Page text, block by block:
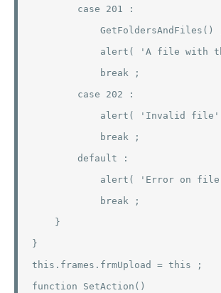
case 201 :
GetFoldersAndFiles()
alert( 'A file with the same
break ;
case 202 :
alert( 'Invalid file'
break ;
default :
alert( 'Error on file
break ;
}
}
this.frames.frmUpload = this ;
function SetAction()